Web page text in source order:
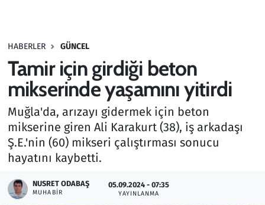
HABERLER GÜNCEL
Tamir için girdiği beton
mikserinde yaşamını yitirdi
Muğla'da, arızayı gidermek için beton
mikserine giren Ali Karakurt (38), iş arkadaşı
Ş.E.'nin (60) mikseri çalıştırması sonucu
hayatını kaybetti.
NUSRET ODABAŞ
MUHABIR
05.09.2024 - 07:35
YAYINLANMA
Haber
Kültür Sanat
Kurumsal Haberler
Lezzet Durağı